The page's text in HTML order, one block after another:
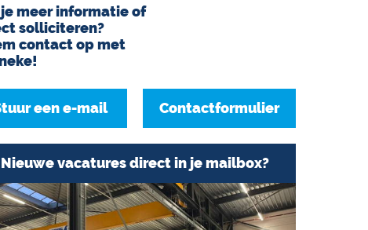
meer informatie of
solliciteren?
contact op met
een e-mail Contactformulier
Nieuwe vacatures direct in je mailbox?